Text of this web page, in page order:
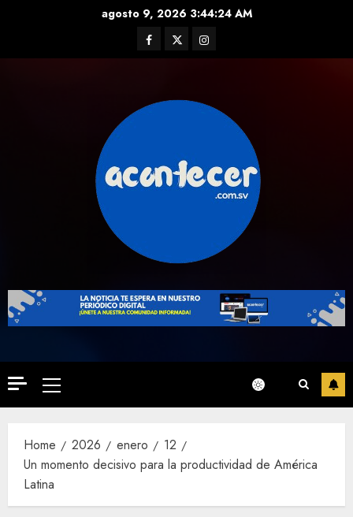
agosto 9, 2026 3:44:25 AM
Facebook
TwitterInstagram
Primary
Menu
Home 2026 enero
12
Un momento decisivo para la productividad de América
Latina